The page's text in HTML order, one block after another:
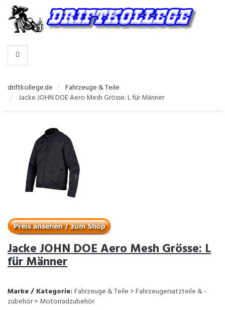
>
HERSTELLER
WÄHLEN
driftkollege.de
Fahrzeuge & Teile
Jacke JOHN DOE Aero Mesh Grösse: L für Männer
Jacke JOHN DOE Aero Mesh Grösse: L
für Männer
Marke / Kategorie: Fahrzeuge & Teile > Fahrzeugersatzteile & -
zubehör > Motorradzubehör